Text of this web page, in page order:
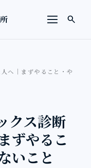
メニュー
検索を
search
へ｜まずやること・や
クス診断
ずやるこ
いこと